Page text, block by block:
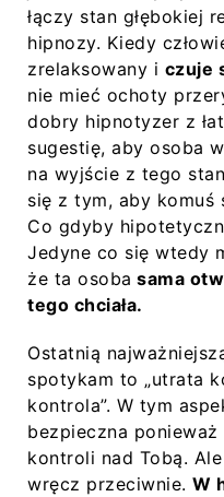
łączy stan głębokiej
hipnozy. Kiedy
zrelaksowany i czuje
nie mieć ochoty
dobry hipnotyzer z
sugestię, aby osoba
na wyjście z tego
się z tym, aby komuś
Co gdyby
Jedyne co się wtedy
że ta osoba sama
tego chciała.
Ostatnią
spotykam to „utrata
kontrola”. W tym
bezpieczna
kontroli nad Tobą.
wręcz przeciwnie. W